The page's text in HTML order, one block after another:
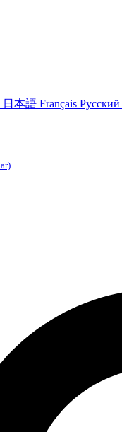
日本語 Français Русский